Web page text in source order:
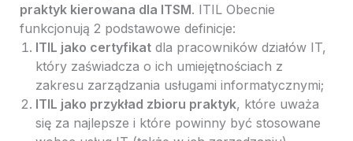
praktyk kierowana dla ITSM. ITIL Obecnie
funkcjonują 2 podstawowe definicje:
ITIL jako certyfikatdla pracowników działów IT,
który zaświadcza o ich umiejętnościach z
zakresu zarządzania usługami informatycznymi;
ITIL jako przykład zbioru praktyk, które uważa
się za najlepsze i które powinny być stosowane